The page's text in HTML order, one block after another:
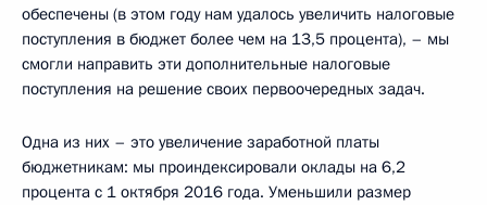
обеспечены (в этом году нам удалось увеличить налоговые
поступления в бюджет более чем на 13,5 процента), – мы
смогли направить эти дополнительные налоговые
поступления на решение своих первоочередных задач.
Одна из них – это увеличение заработной платы
бюджетникам: мы проиндексировали оклады на 6,2
процента с 1 октября 2016 года. Уменьшили размер